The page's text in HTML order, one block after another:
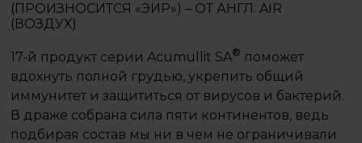
(ПРОИЗНОСИТСЯ «ЭИР») – ОТ АНГЛ. AIR
(ВОЗДУХ)
17-й продукт серии Acumullit SA® поможет
вдохнуть полной грудью, укрепить общий
иммунитет и защититься от вирусов и бактерий.
В драже собрана сила пяти континентов, ведь
подбирая состав мы ни в чем не ограничивали